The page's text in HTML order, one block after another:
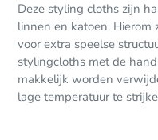
Deze styling cloths zijn
linnen en katoen.
voor extra speelse
stylingcloths met de
makkelijk worden
lage temperatuur te